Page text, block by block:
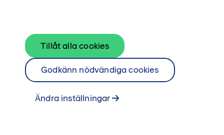
Ändra inställningar
Godkänn nödvändiga cookies
Tillåt alla cookies